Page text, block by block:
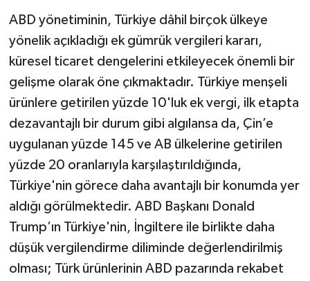
ABD yönetiminin, Türkiye dâhil birçok ülkeye
yönelik açıkladığı ek gümrük vergileri kararı,
küresel ticaret dengelerini etkileyecek önemli bir
gelişme olarak öne çıkmaktadır. Türkiye menşeli
ürünlere getirilen yüzde 10'luk ek vergi, ilk etapta
dezavantajlı bir durum gibi algılansa da, Çin’e
uygulanan yüzde 145 ve AB ülkelerine getirilen
yüzde 20 oranlarıyla karşılaştırıldığında,
Türkiye'nin görece daha avantajlı bir konumda yer
aldığı görülmektedir. ABD Başkanı Donald
Trump’ın Türkiye'nin, İngiltere ile birlikte daha
düşük vergilendirme diliminde değerlendirilmiş
olması; Türk ürünlerinin ABD pazarında rekabet